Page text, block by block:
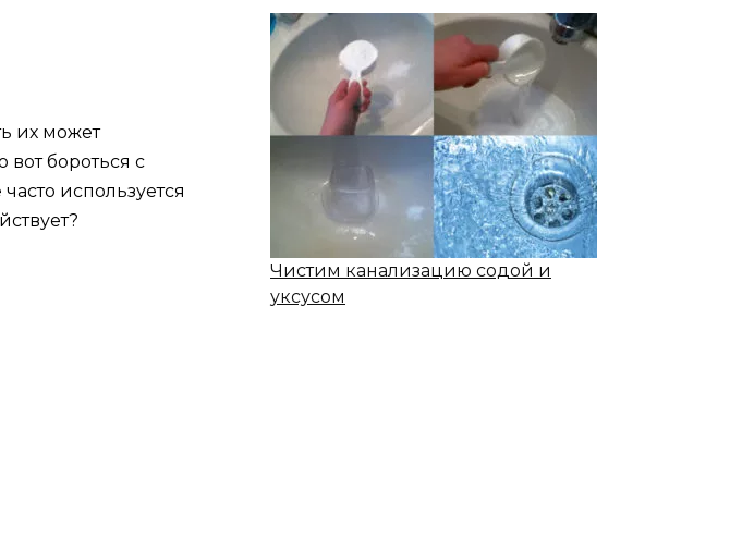
их может
вот бороться с
используется
Чистим канализацию содой и
уксусом